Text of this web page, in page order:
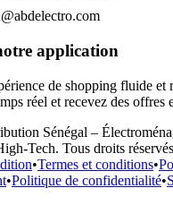
application
de shopping fluide et
réel et recevez des offres
Sénégal –
Tech. Tous droits
•Termes et conditions•
•Politique de confidentialité•